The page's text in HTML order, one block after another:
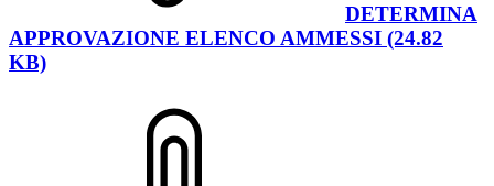
DETERMINA
APPROVAZIONE ELENCO AMMESSI (24.82
KB)